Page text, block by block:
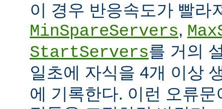
이 경우 반응속도가 빨라
MinSpareServers,
StartServers를 거의
일초에 자식을 4개 이상
에 기록한다. 이런 오류